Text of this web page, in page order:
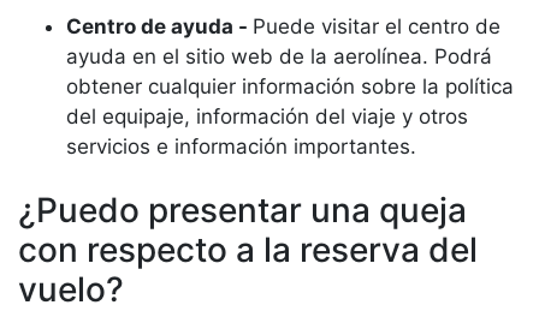
Centro de ayuda - Puede visitar el centro de
ayuda en el sitio web de la aerolínea. Podrá
obtener cualquier información sobre la política
del equipaje, información del viaje y otros
servicios e información importantes.
¿Puedo presentar una queja
con respecto a la reserva del
vuelo?